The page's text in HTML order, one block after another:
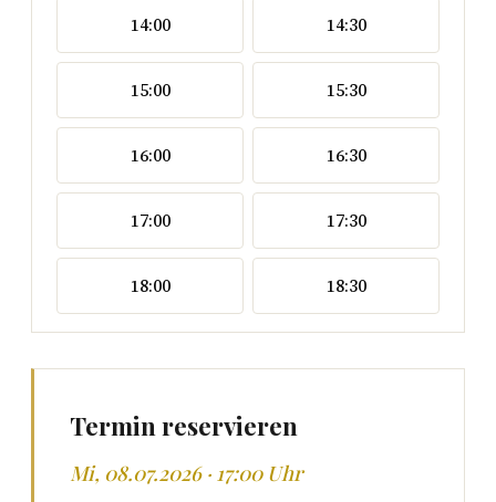
14:00 14:30
15:00 15:30
16:00 16:30
17:00 17:30
18:00 18:30
Termin reservieren
Mi, 08.07.2026 · 17:00 Uhr